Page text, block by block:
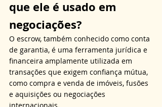
que ele é usado em
negociações?
O escrow, também conhecido como conta
de garantia, é uma ferramenta jurídica e
financeira amplamente utilizada em
transações que exigem confiança mútua,
como compra e venda de imóveis, fusões
e aquisições ou negociações